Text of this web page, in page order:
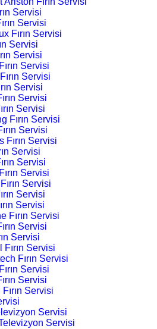
Servisi
Servisi
Fırın Servisi
Servisi
Servisi
Servisi
Servisi
Servisi
Servisi
Servisi
Fırın Servisi
Servisi
Fırın Servisi
Servisi
Servisi
Servisi
Servisi
Servisi
Servisi
Fırın Servisi
Servisi
Servisi
Fırın Servisi
Fırın Servisi
Servisi
Servisi
Servisi
Servisi
Servisi